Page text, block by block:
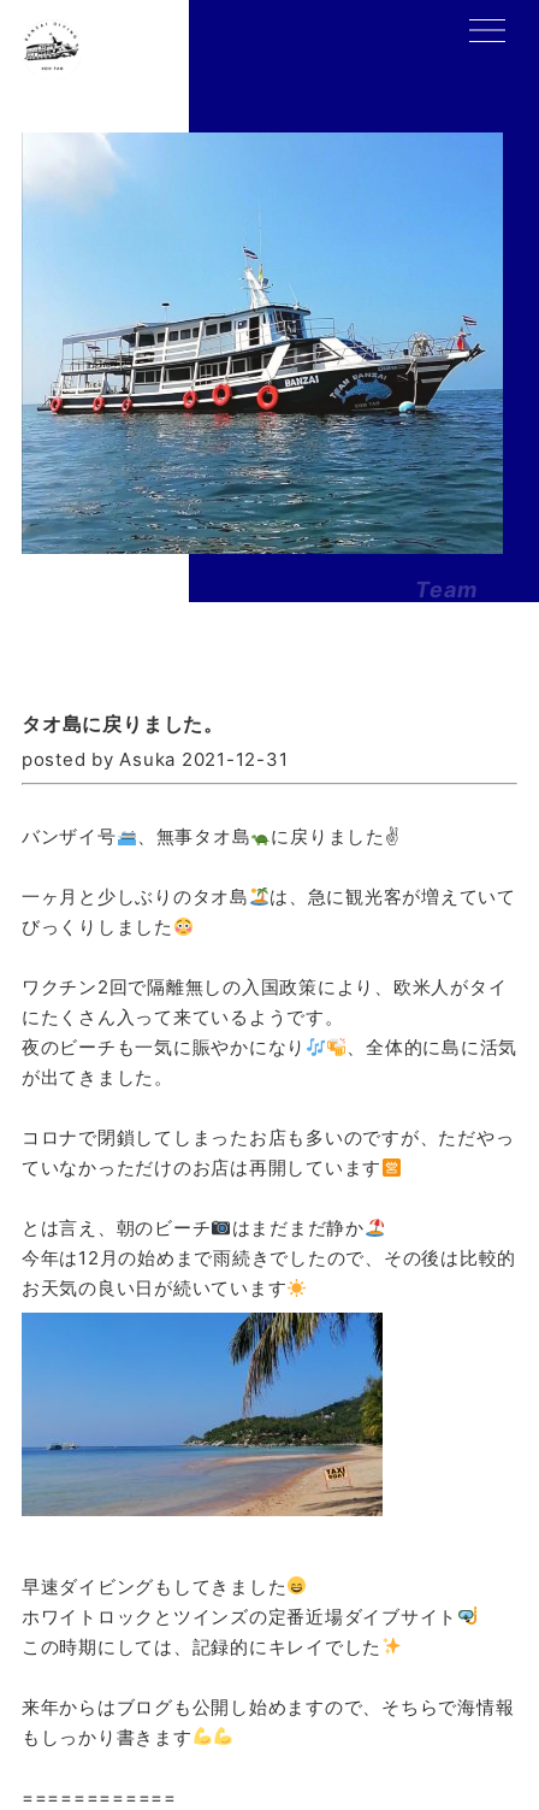
Team
タオ島に戻りました。
posted by Asuka 2021-12-31
バンザイ号 、無事タオ島 に戻りました✌
一ヶ月と少しぶりのタオ島
は、急に観光客が増えていて
びっくりしました
ワクチン2回で隔離無しの入国政策により、欧米人がタイ
にたくさん入って来ているようです。
夜のビーチも一気に賑やかになり
、全体的に島に活気
が出てきました。
コロナで閉鎖してしまったお店も多いのですが、ただやっ
ていなかっただけのお店は再開しています
とは言え、朝のビーチ
はまだまだ静か
今年は12月の始めまで雨続きでしたので、その後は比較的
お天気の良い日が続いています
早速ダイビングもしてきました
ホワイトロックとツインズの定番近場ダイブサイト
この時期にしては、記録的にキレイでした
来年からはブログも公開し始めますので、そちらで海情報
もしっかり書きます
============